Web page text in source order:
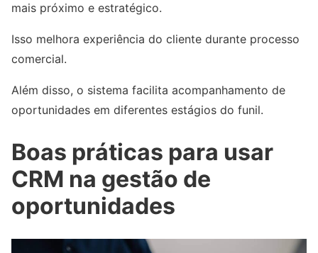
mais próximo e estratégico.
Isso melhora experiência do cliente durante processo
comercial.
Além disso, o sistema facilita acompanhamento de
oportunidades em diferentes estágios do funil.
Boas práticas para usar
CRM na gestão de
oportunidades